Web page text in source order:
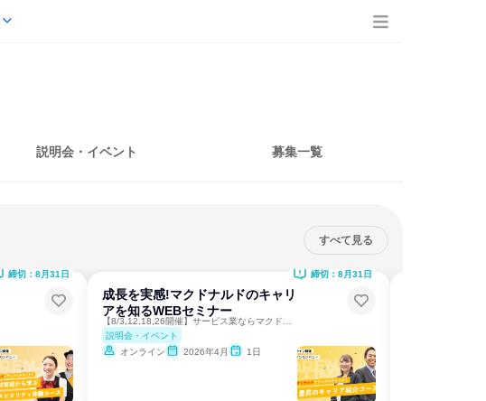
説明会・イベント 募集一覧
すべて見る
締切：8月31日
成長を実感!マクドナルドのキャリ
アを知るWEBセミナー
説明会・イベント
オンライン
2026年4月 1日
締切：8月31日